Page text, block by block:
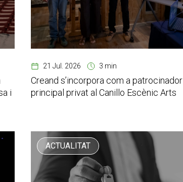
i
21 Jul. 2026 3 min
Creand s’incorpora com a patrocinador
principal privat al Canillo Escènic Arts
ACTUALITAT